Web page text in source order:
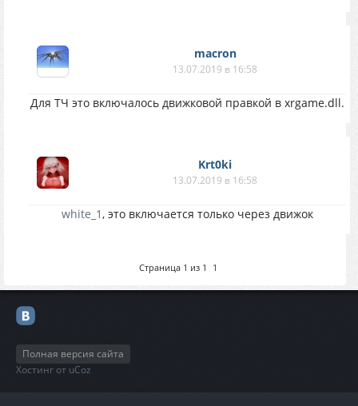
macron
13.07.2019 в 16:58
Для ТЧ это включалось движковой правкой в xrgame.dll.
Krt0ki
13.07.2019 в 16:58
white_1, это включается только через движок
Страница 1 из 1 1
Полная версия сайта
Хостинг от uCoz